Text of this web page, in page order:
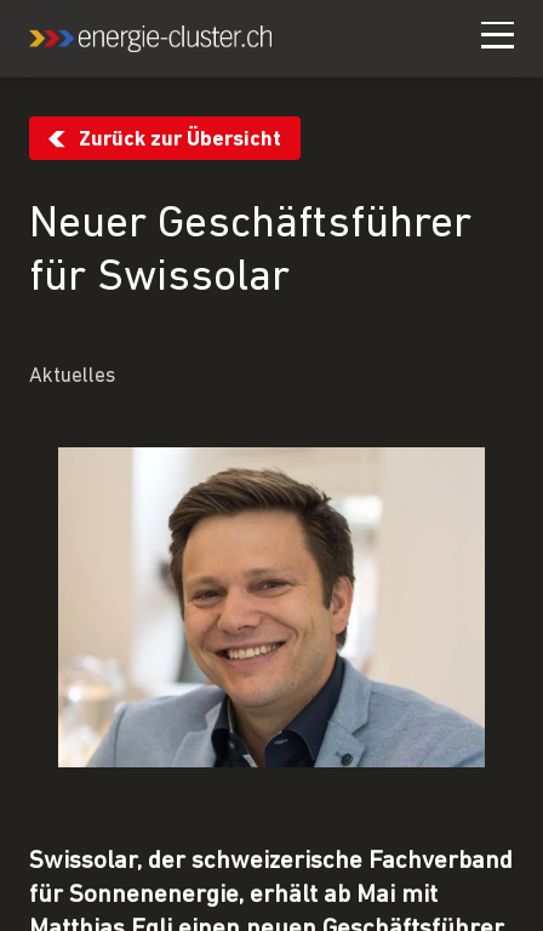
Zurück zur Übersicht
Neuer Geschäftsführer
für Swissolar
Aktuelles
Swissolar, der schweizerische Fachverband
für Sonnenenergie, erhält ab Mai mit